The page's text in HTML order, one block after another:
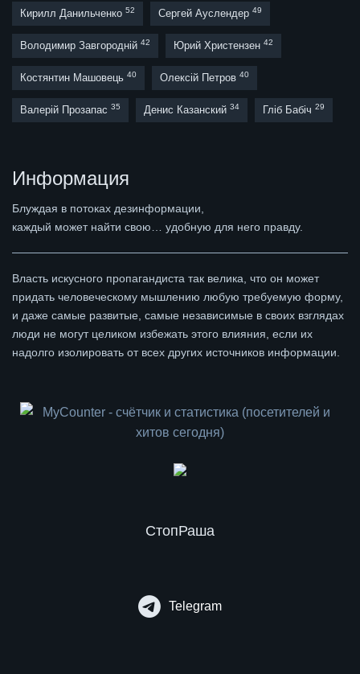
Кирилл Данильченко 52 Сергей Ауслендер 49
Володимир Завгородній 42 Юрий Христензен 42
Костянтин Машовець 40 Олексій Петров 40
Валерій Прозапас 35 Денис Казанский 34 Гліб Бабіч 29
Информация
Блуждая в потоках дезинформации,
каждый может найти свою… удобную для него правду.
Власть искусного пропагандиста так велика, что он может
придать человеческому мышлению любую требуемую форму,
и даже самые развитые, самые независимые в своих взглядах
люди не могут целиком избежать этого влияния, если их
надолго изолировать от всех других источников информации.
СтопРаша
Telegram